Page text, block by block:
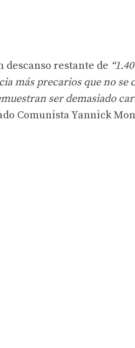
descanso restante de
más precarios que no se
ser demasiado
Comunista Yannick